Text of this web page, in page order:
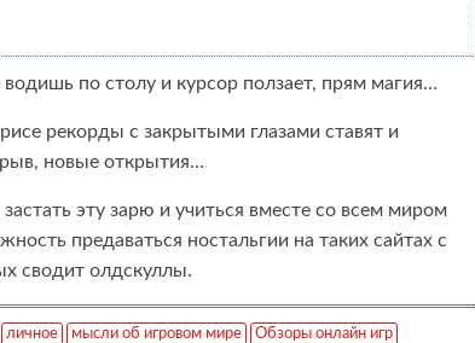
по столу и курсор ползает, прям магия…
рекорды с закрытыми глазами ставят и
новые открытия…
эту зарю и учиться вместе со всем миром
предаваться ностальгии на таких сайтах с
сводит олдскуллы.
личное мысли об игровом мире Обзоры онлайн игр